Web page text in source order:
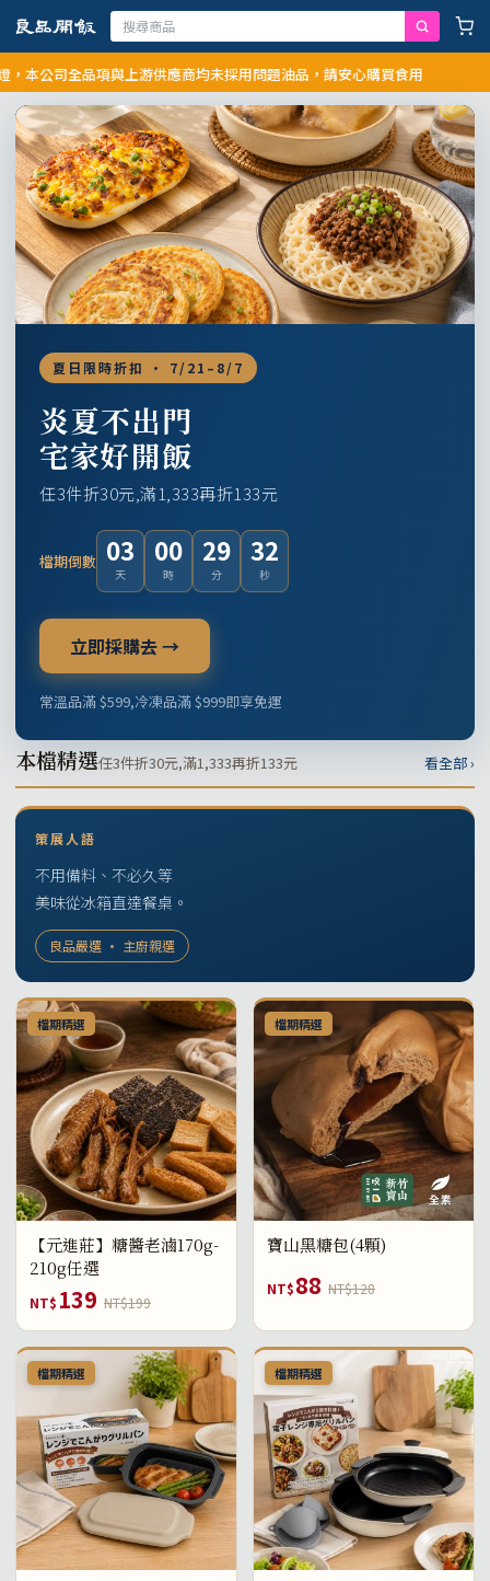
司全品項與上游供應商均未採用問題油品，請安心購買食用
夏日限時折扣 · 7/21–8/7
炎夏不出門
宅家好開飯
任3件折30元,滿1,333再折133元
檔期倒數 03
天
00
時
29
分
31
秒
立即採購去 →
常溫品滿 $599,冷凍品滿 $999即享免運
本檔精選任3件折30元,滿1,333再折133元 看全部 ›
策展人語
不用備料、不必久等
美味從冰箱直達餐桌。
良品嚴選 · 主廚親選
檔期精選
【元進莊】糖醬老滷170g-
210g任選
NT$ 139 NT$199
檔期精選
寶山黑糖包(4顆)
NT$88 NT$128
檔期精選 檔期精選